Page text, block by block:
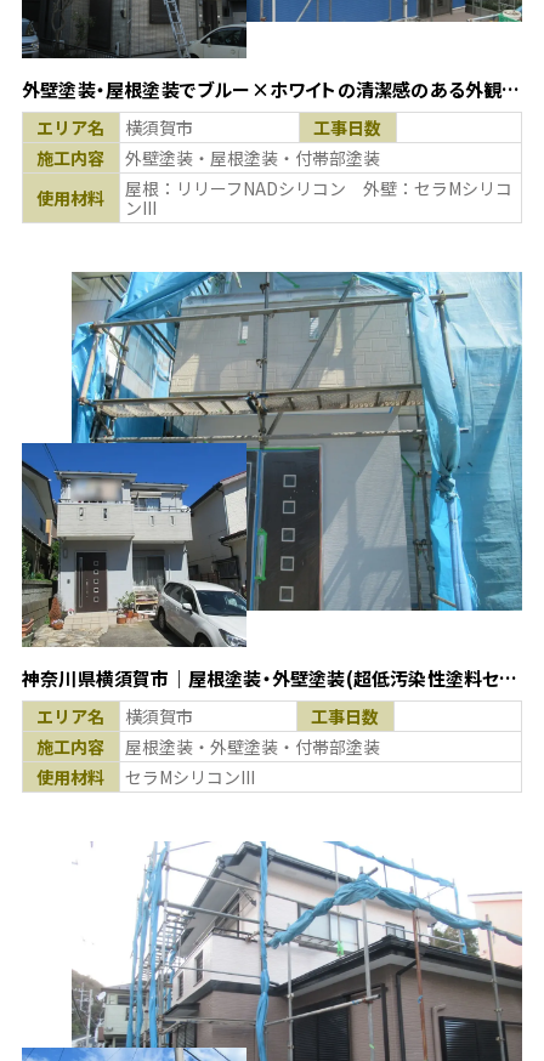
外壁塗装・屋根塗装でブルー×ホワイトの清潔感のある外観
に！(神奈川県横須賀市)
エリア名 横須賀市
工事日数
施工内容
外壁塗装・屋根塗装・付帯部塗装
使用材料
屋根：リリーフNADシリコン 外壁：セラMシリコ
ンIII
神奈川県横須賀市｜屋根塗装・外壁塗装(超低汚染性塗料セラ
MシリコンIII使用)
エリア名 横須賀市
工事日数
施工内容
屋根塗装・外壁塗装・付帯部塗装
使用材料
セラMシリコンIII